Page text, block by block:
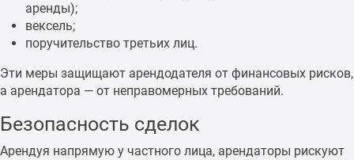
аренды);
вексель;
поручительство третьих лиц.
Эти меры защищают арендодателя от финансовых рисков,
а арендатора — от неправомерных требований.
Безопасность сделок
Арендуя напрямую у частного лица, арендаторы рискуют